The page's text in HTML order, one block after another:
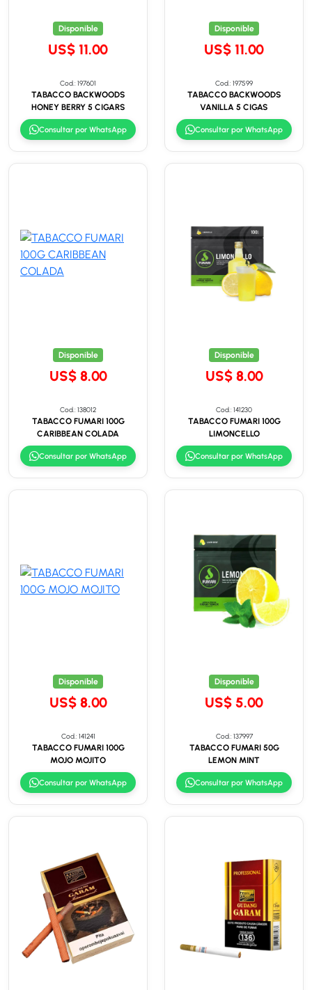
Disponible
US$ 11.00
Cod.: 197601
TABACCO BACKWOODS
HONEY BERRY 5 CIGARS
Consultar por WhatsApp
Disponible
US$ 11.00
Cod.: 197599
TABACCO BACKWOODS
VANILLA 5 CIGAS
Consultar por WhatsApp
Disponible
US$ 8.00
Cod.: 138012
TABACCO FUMARI 100G
CARIBBEAN COLADA
Consultar por WhatsApp
Disponible
US$ 8.00
Cod.: 141230
TABACCO FUMARI 100G
LIMONCELLO
Consultar por WhatsApp
Disponible
US$ 8.00
Cod.: 141241
TABACCO FUMARI 100G
MOJO MOJITO
Consultar por WhatsApp
Disponible
US$ 5.00
Cod.: 137997
TABACCO FUMARI 50G
LEMON MINT
Consultar por WhatsApp